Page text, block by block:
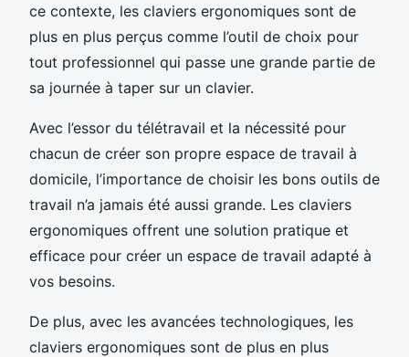
ce contexte, les claviers ergonomiques sont de
plus en plus perçus comme l’outil de choix pour
tout professionnel qui passe une grande partie de
sa journée à taper sur un clavier.
Avec l’essor du télétravail et la nécessité pour
chacun de créer son propre espace de travail à
domicile, l’importance de choisir les bons outils de
travail n’a jamais été aussi grande. Les claviers
ergonomiques offrent une solution pratique et
efficace pour créer un espace de travail adapté à
vos besoins.
De plus, avec les avancées technologiques, les
claviers ergonomiques sont de plus en plus